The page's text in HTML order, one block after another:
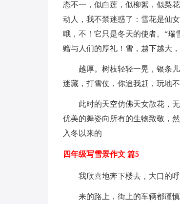
态不一，似白莲，似柳絮，似梨
动人，我不禁迷惑了：雪花是仙
哦，不！它只是冬天的使者。“瑞
赠与人们的厚礼！雪，越下越大
越厚。树枝轻轻一晃，银条
迷藏，打雪仗，你追我赶，玩地
此时的天空仿佛天女散花，
优美的舞姿向所有的生物致敬，
入冬以来的
四年级写雪景作文 篇5
我欣喜地奔下楼去，大口的
来的路上，街上的车辆都谨